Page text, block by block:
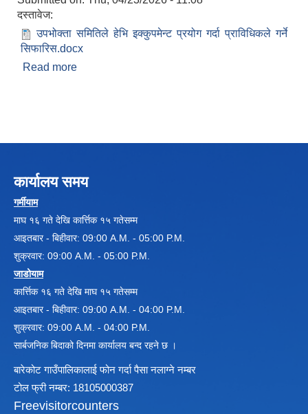
न्यायिक समिति निर्णयहरु
सुशासन तथा अन्तर सम्वन्ध समिति निर्णयहरु
आर्थिक विकास समिति निर्णय
दस्तावेज:
उपभोक्ता समितिले हेभि इक्कुपमेन्ट प्रयोग गर्दा प्राविधिकले गर्ने
सिफारिस.docx
Read more
कार्यालय समय
गर्मीयाम
माघ १६ गते देखि कार्त्तिक १५ गतेसम्म
आइतबार - बिहीवार: 09:00 A.M. - 05:00 P.M.
शुक्रवार: 09:00 A.M. - 05:00 P.M.
जाडोयाम
कार्त्तिक १६ गते देखि माघ १५ गतेसम्म
आइतबार - बिहीवार: 09:00 A.M. - 04:00 P.M.
शुक्रवार: 09:00 A.M. - 04:00 P.M.
सार्बजनिक बिदाको दिनमा कार्यालय बन्द रहने छ ।
बारेकोट गाउँपालिकालाई फोन गर्दा पैसा नलाग्ने नम्बर
टोल फ्री नम्बर: 18105000387
Freevisitorcounters